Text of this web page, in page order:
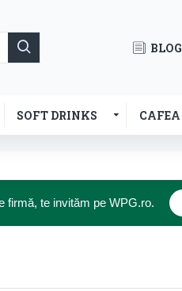
BLOG
SOFT DRINKS CAFEA
firmă, te invităm pe WPG.ro.